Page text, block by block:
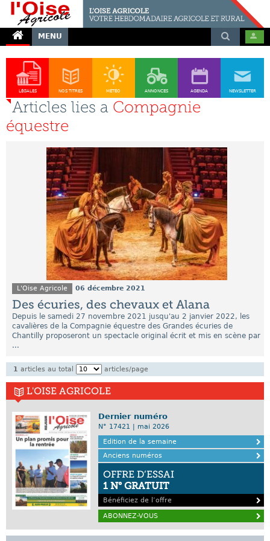
MENU
LÉGALES NOS TITRES MÉTÉO ANNONCES AGENDA NEWSLETTER
Articles lies a Compagnie
équestre
L'Oise Agricole 06 décembre 2021
Des écuries, des chevaux et Alana
Depuis le samedi 27 novembre 2021 jusqu'au 2 janvier 2022, les
cavalières de la Compagnie équestre des Grandes écuries de
Chantilly proposeront un spectacle original écrit et mis en scène par
...
1 articles au total articles/page
L'OISE AGRICOLE
Dernier numéro
N° 17421 | mai 2026
Edition de la semaine
Anciens numéros
OFFRE D’ESSAI
1 N° GRATUIT
Bénéficiez de l’offre
ABONNEZ-VOUS